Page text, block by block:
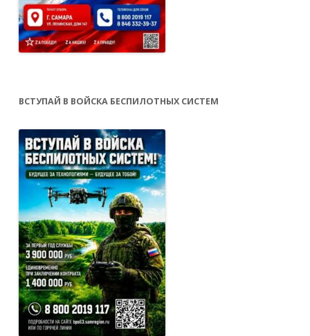
ВСТУПАЙ В ВОЙСКА БЕСПИЛОТНЫХ СИСТЕМ